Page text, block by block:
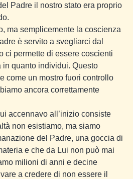
Padre il nostro stato era proprio
ma semplicemente la coscienza
è servito a svegliarci dal
ci permette di essere coscienti
quanto individui. Questo
come un mostro fuori controllo
ancora correttamente
accennavo all’inizio consiste
non esistiamo, ma siamo
del Padre, una goccia di
e che da Lui non può mai
milioni di anni e decine
a credere di non essere il